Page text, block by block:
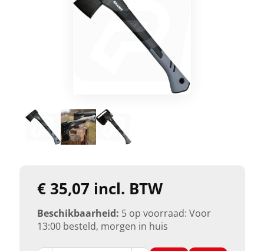
€ 35,07 incl. BTW
Beschikbaarheid: 5 op voorraad: Voor
13:00 besteld, morgen in huis